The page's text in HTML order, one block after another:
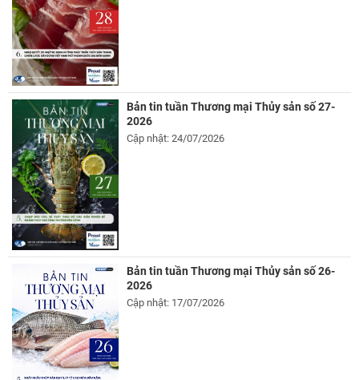
Bản tin tuần Thương mại Thủy sản số 27-
2026
Cập nhật: 24/07/2026
Bản tin tuần Thương mại Thủy sản số 26-
2026
Cập nhật: 17/07/2026